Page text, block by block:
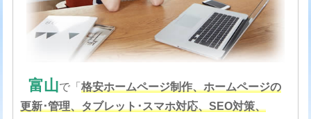
富山で「 格安ホームページ制作、ホームページの
更新･管理、タブレット･スマホ対応、SEO対策、